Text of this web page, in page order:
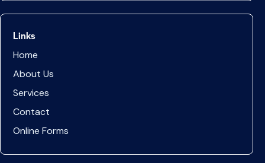
Links
Home
About Us
Services
Contact
Online Forms